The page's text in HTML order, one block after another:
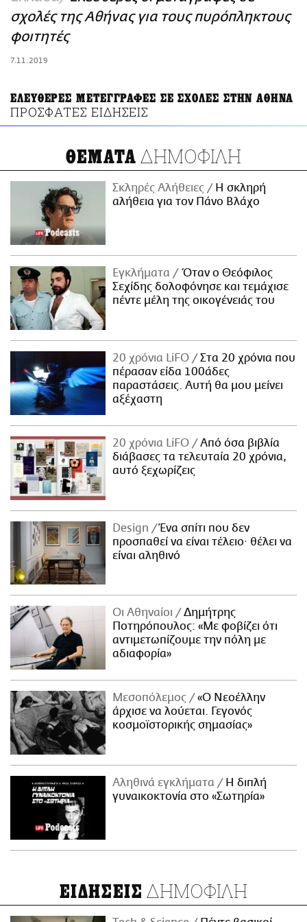
ΑΜΠΑ
PRINT
σχολές της Αθήνας για τους πυρόπληκτους
φοιτητές
7.11.2019
ΕΛΕΥΘΕΡΕΣ ΜΕΤΕΓΓΡΑΦΕΣ ΣΕ ΣΧΟΛΕΣ ΣΤΗΝ ΑΘΗΝΑ
ΠΡΟΣΦΑΤΕΣ ΕΙΔΗΣΕΙΣ
ΘΕΜΑΤΑ ΔΗΜΟΦΙΛΗ
Σκληρές Αλήθειες
H σκληρή
αλήθεια για τον Πάνο Βλάχο
Εγκλήματα
Όταν ο Θεόφιλος
Σεχίδης δολοφόνησε και τεμάχισε
πέντε μέλη της οικογένειάς του
20 χρόνια LiFO
Στα 20 χρόνια που
πέρασαν είδα 100άδες
παραστάσεις. Αυτή θα μου μείνει
αξέχαστη
20 χρόνια LiFO
Από όσα βιβλία
διάβασες τα τελευταία 20 χρόνια,
αυτό ξεχωρίζεις
Design
Ένα σπίτι που δεν
προσπαθεί να είναι τέλειο· θέλει να
είναι αληθινό
Οι Αθηναίοι
Δημήτρης
Ποτηρόπουλος: «Με φοβίζει ότι
αντιμετωπίζουμε την πόλη με
αδιαφορία»
Μεσοπόλεμος
«Ο Νεοέλλην
άρχισε να λούεται. Γεγονός
κοσμοϊστορικής σημασίας»
Αληθινά εγκλήματα
Η διπλή
γυναικοκτονία στο «Σωτηρία»
ΕΙΔΗΣΕΙΣ ΔΗΜΟΦΙΛΗ